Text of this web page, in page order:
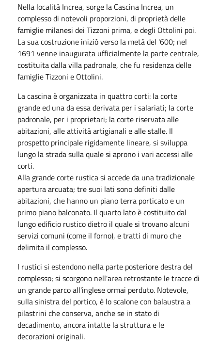
Nella località Increa, sorge la Cascina Increa, un
complesso di notevoli proporzioni, di proprietà delle
famiglie milanesi dei Tizzoni prima, e degli Ottolini poi.
La sua costruzione iniziò verso la metà del '600; nel
1691 venne inaugurata ufficialmente la parte centrale,
costituita dalla villa padronale, che fu residenza delle
famiglie Tizzoni e Ottolini.
La cascina è organizzata in quattro corti: la corte
grande ed una da essa derivata per i salariati; la corte
padronale, per i proprietari; la corte riservata alle
abitazioni, alle attività artigianali e alle stalle. Il
prospetto principale rigidamente lineare, si sviluppa
lungo la strada sulla quale si aprono i vari accessi alle
corti.
Alla grande corte rustica si accede da una tradizionale
apertura arcuata; tre suoi lati sono definiti dalle
abitazioni, che hanno un piano terra porticato e un
primo piano balconato. Il quarto lato è costituito dal
lungo edificio rustico dietro il quale si trovano alcuni
servizi comuni (come il forno), e tratti di muro che
delimita il complesso.
I rustici si estendono nella parte posteriore destra del
complesso; si scorgono nell'area retrostante le tracce di
un grande parco all'inglese ormai perduto. Notevole,
sulla sinistra del portico, è lo scalone con balaustra a
pilastrini che conserva, anche se in stato di
decadimento, ancora intatte la struttura e le
decorazioni originali.